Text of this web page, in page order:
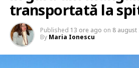
transportată la
Published 13 ore ago on 8 august
By Maria Ionescu